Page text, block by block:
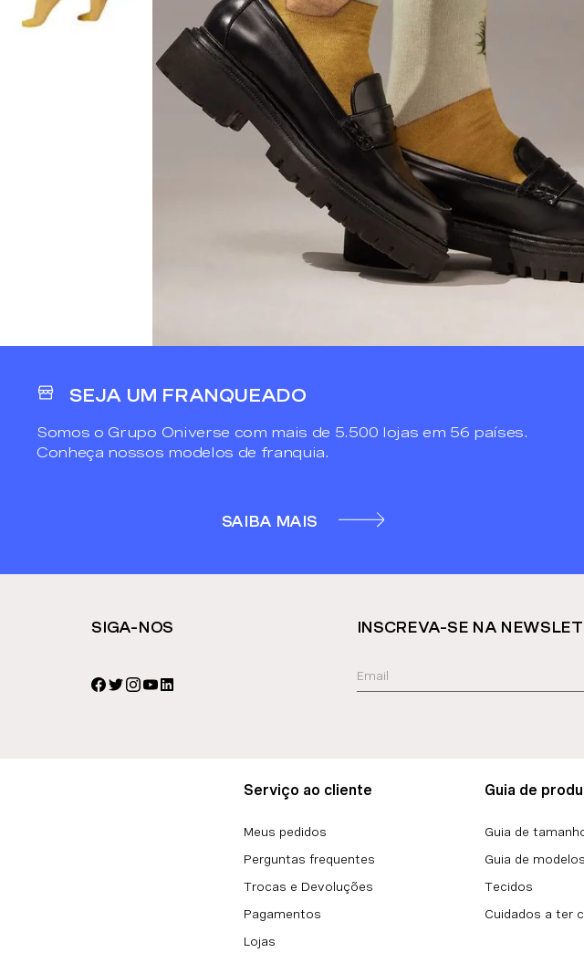
SEJA UM FRANQUEADO
Somos o Grupo Oniverse com mais de 5.500 lojas em 56 países.
Conheça nossos modelos de franquia.
SAIBA MAIS
SIGA-NOS INSCREVA-SE NA
Serviço ao cliente
Meus pedidos
Perguntas frequentes
Trocas e Devoluções
Pagamentos
Lojas
Guia de
Guia de
Guia de modelos
Tecidos
Cuidados a ter